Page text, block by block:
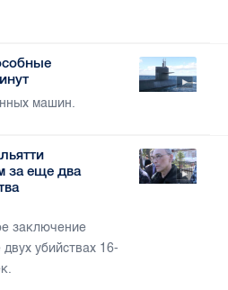
машин.
за еще два
заключение
убийствах 16-